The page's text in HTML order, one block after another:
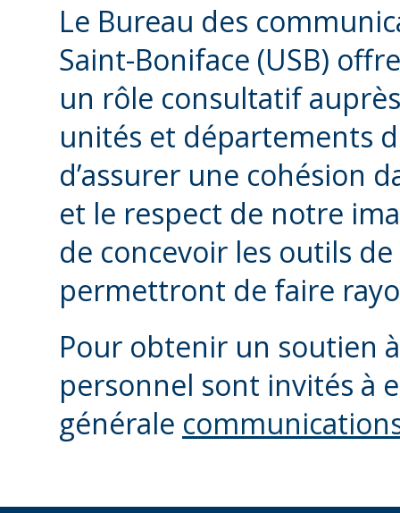
Le Bureau des
Saint-Boniface (USB)
un rôle consultatif
unités et départements
d’assurer une cohésion
et le respect de notre
de concevoir les outils
permettront de faire
Pour obtenir un soutien
personnel sont invités à
générale